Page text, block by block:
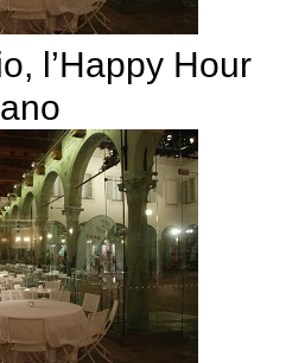
l’Happy Hour